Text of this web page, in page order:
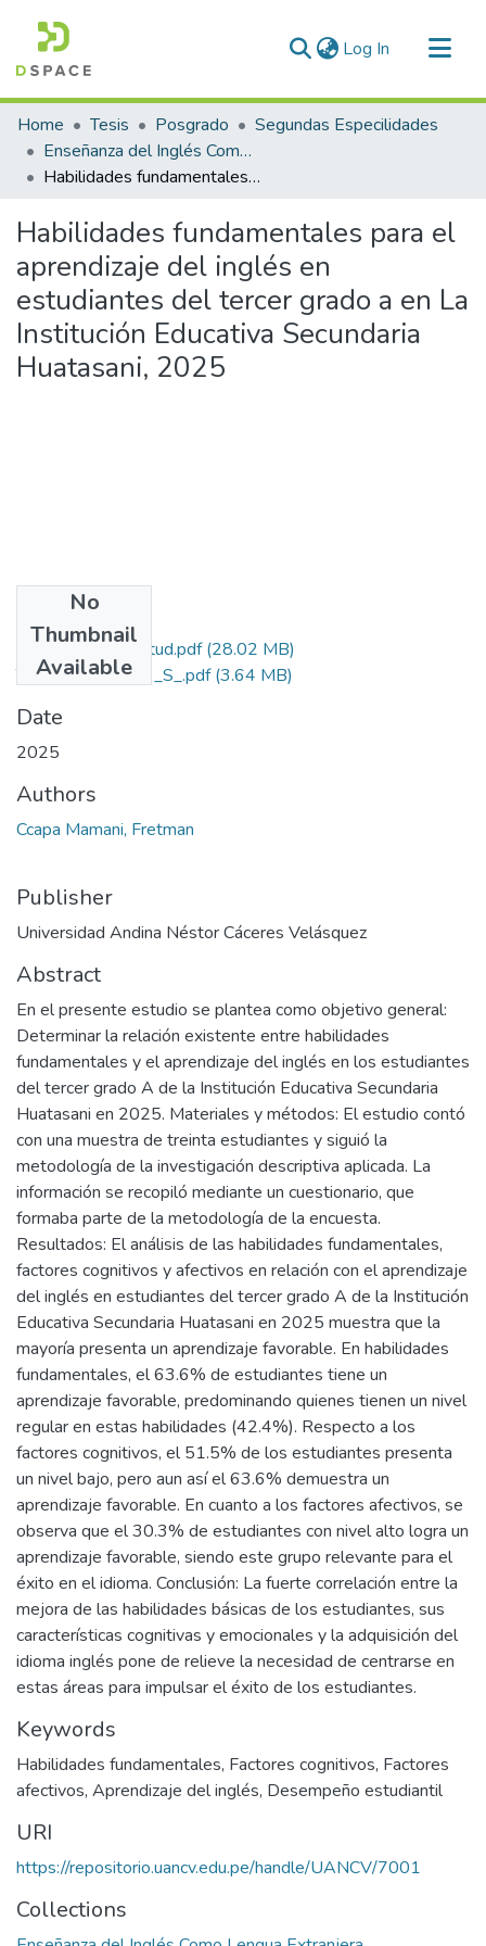
Log In (current)
Communities & Collections
All of DSpace
Statistics
Home Tesis Posgrado
Segundas Especilidades
Enseñanza del Inglés Como Lengua Extranjera
Habilidades fundamentales para el aprendizaje del inglés en estudiantes del tercer grado a en La Institución Educativa Secundaria Huatasani, 2025
Habilidades fundamentales para el
aprendizaje del inglés en
estudiantes del tercer grado a en La
Institución Educativa Secundaria
Huatasani, 2025
No
Thumbnail
Available
Grado de Similitud.pdf(28.02 MB)
T036_42110889_S_.pdf(3.64 MB)
Date
2025
Authors
Ccapa Mamani, Fretman
Publisher
Universidad Andina Néstor Cáceres Velásquez
Abstract
En el presente estudio se plantea como objetivo general:
Determinar la relación existente entre habilidades
fundamentales y el aprendizaje del inglés en los estudiantes
del tercer grado A de la Institución Educativa Secundaria
Huatasani en 2025. Materiales y métodos: El estudio contó
con una muestra de treinta estudiantes y siguió la
metodología de la investigación descriptiva aplicada. La
información se recopiló mediante un cuestionario, que
formaba parte de la metodología de la encuesta.
Resultados: El análisis de las habilidades fundamentales,
factores cognitivos y afectivos en relación con el aprendizaje
del inglés en estudiantes del tercer grado A de la Institución
Educativa Secundaria Huatasani en 2025 muestra que la
mayoría presenta un aprendizaje favorable. En habilidades
fundamentales, el 63.6% de estudiantes tiene un
aprendizaje favorable, predominando quienes tienen un nivel
regular en estas habilidades (42.4%). Respecto a los
factores cognitivos, el 51.5% de los estudiantes presenta
un nivel bajo, pero aun así el 63.6% demuestra un
aprendizaje favorable. En cuanto a los factores afectivos, se
observa que el 30.3% de estudiantes con nivel alto logra un
aprendizaje favorable, siendo este grupo relevante para el
éxito en el idioma. Conclusión: La fuerte correlación entre la
mejora de las habilidades básicas de los estudiantes, sus
características cognitivas y emocionales y la adquisición del
idioma inglés pone de relieve la necesidad de centrarse en
estas áreas para impulsar el éxito de los estudiantes.
Keywords
Habilidades fundamentales, Factores cognitivos, Factores
afectivos, Aprendizaje del inglés, Desempeño estudiantil
URI
https://repositorio.uancv.edu.pe/handle/UANCV/7001
Collections